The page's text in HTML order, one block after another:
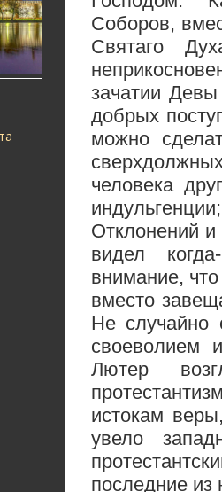
Соборов,
Святаго
зачатии
добрых
можно
человека
Отклонений и
видел
внимание,
вместо
Не случайно
своеволием
Лютер
истокам
увело
последние из